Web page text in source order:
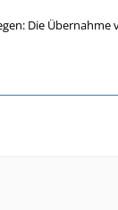
Die